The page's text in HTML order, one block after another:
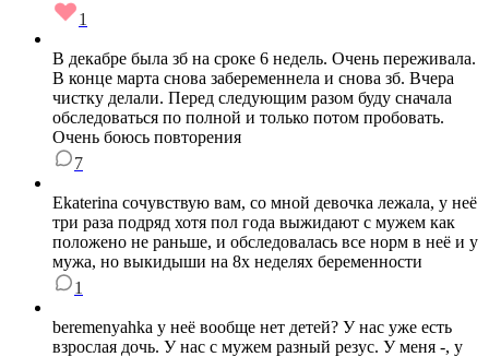
1
В декабре была зб на сроке 6 недель. Очень переживала.
В конце марта снова забеременнела и снова зб. Вчера
чистку делали. Перед следующим разом буду сначала
обследоваться по полной и только потом пробовать.
Очень боюсь повторения
7
Ekaterina сочувствую вам, со мной девочка лежала, у неё
три раза подряд хотя пол года выжидают с мужем как
положено не раньше, и обследовалась все норм в неё и у
мужа, но выкидыши на 8х неделях беременности
1
beremenyahka у неё вообще нет детей? У нас уже есть
взрослая дочь. У нас с мужем разный резус. У меня -, у